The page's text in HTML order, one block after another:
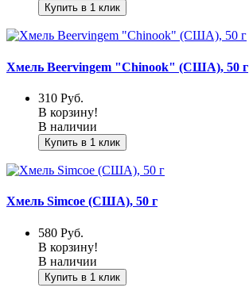
Купить в 1 клик
Хмель Beervingem "Chinook" (США), 50 г
310 Руб.
В корзину!
В наличии
Купить в 1 клик
Хмель Simcoe (США), 50 г
580 Руб.
В корзину!
В наличии
Купить в 1 клик